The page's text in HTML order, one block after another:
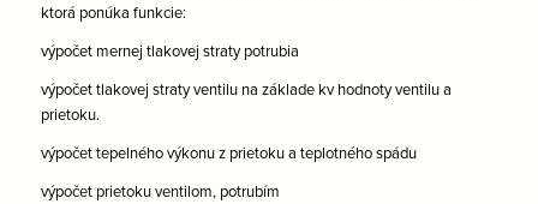
ktorá ponúka funkcie:
výpočet mernej tlakovej straty potrubia
výpočet tlakovej straty ventilu na základe kv hodnoty ventilu a
prietoku.
výpočet tepelného výkonu z prietoku a teplotného spádu
výpočet prietoku ventilom, potrubím